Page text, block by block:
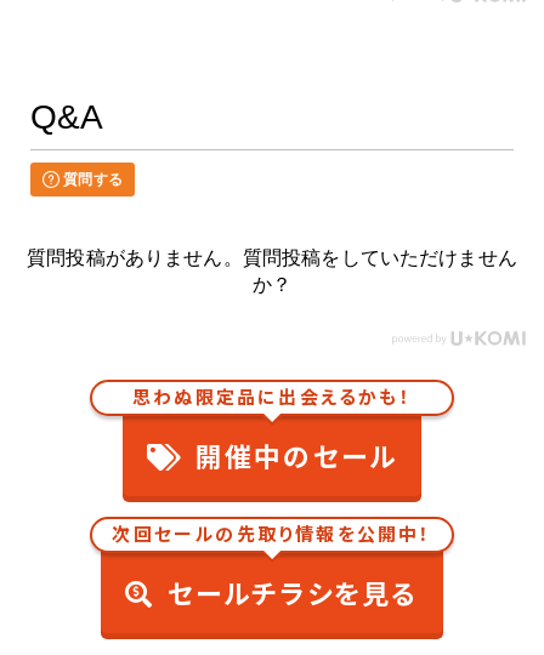
Q&A
質問する
質問投稿がありません。質問投稿をしていただけません
か？
思わぬ限定品に出会えるかも！
開催中のセール
次回セールの先取り情報を公開中！
セールチラシを見る